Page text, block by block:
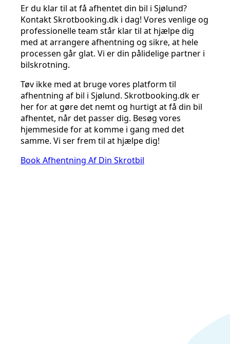
Er du klar til at få afhentet din bil i Sjølund?
Kontakt Skrotbooking.dk i dag! Vores venlige og
professionelle team står klar til at hjælpe dig
med at arrangere afhentning og sikre, at hele
processen går glat. Vi er din pålidelige partner i
bilskrotning.
Tøv ikke med at bruge vores platform til
afhentning af bil i Sjølund. Skrotbooking.dk er
her for at gøre det nemt og hurtigt at få din bil
afhentet, når det passer dig. Besøg vores
hjemmeside for at komme i gang med det
samme. Vi ser frem til at hjælpe dig!
Book Afhentning Af Din Skrotbil